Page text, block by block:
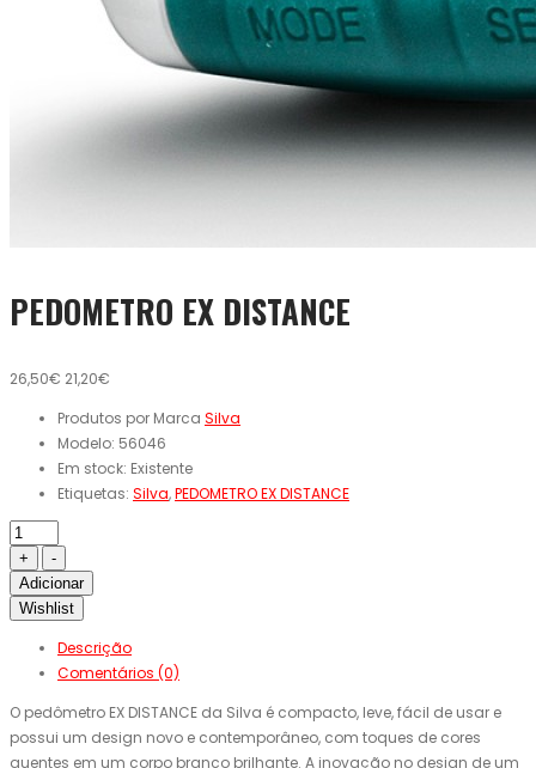
PEDOMETRO EX DISTANCE
26,50€ 21,20€
Produtos por Marca Silva
Modelo: 56046
Em stock: Existente
Etiquetas: Silva,PEDOMETRO EX DISTANCE
Adicionar
Wishlist
Descrição
Comentários (0)
O pedômetro EX DISTANCE da Silva é compacto, leve, fácil de usar e
possui um design novo e contemporâneo, com toques de cores
quentes em um corpo branco brilhante. A inovação no design de um